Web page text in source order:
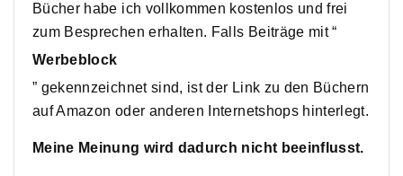
Bücher habe ich vollkommen kostenlos und frei
zum Besprechen erhalten. Falls Beiträge mit “
Werbeblock
” gekennzeichnet sind, ist der Link zu den Büchern
auf Amazon oder anderen Internetshops hinterlegt.
Meine Meinung wird dadurch nicht beeinflusst.